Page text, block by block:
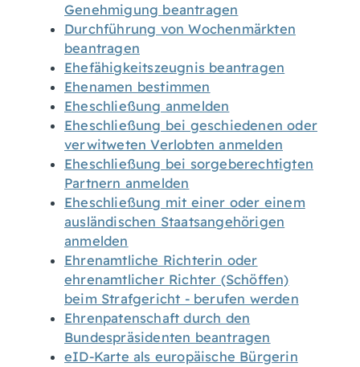
Genehmigung beantragen
Durchführung von Wochenmärkten
beantragen
Ehefähigkeitszeugnis beantragen
Ehenamen bestimmen
Eheschließung anmelden
Eheschließung bei geschiedenen oder
verwitweten Verlobten anmelden
Eheschließung bei sorgeberechtigten
Partnern anmelden
Eheschließung mit einer oder einem
ausländischen Staatsangehörigen
anmelden
Ehrenamtliche Richterin oder
ehrenamtlicher Richter (Schöffen)
beim Strafgericht - berufen werden
Ehrenpatenschaft durch den
Bundespräsidenten beantragen
eID-Karte als europäische Bürgerin